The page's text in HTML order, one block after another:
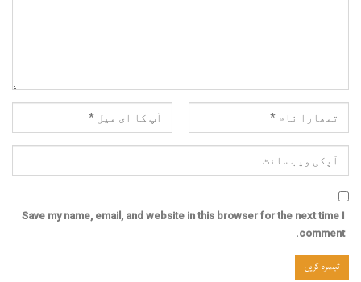
Save my name, email, and website in this browser for the next time I
comment.